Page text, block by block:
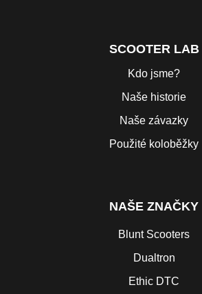
SCOOTER LAB
Kdo jsme?
Naše historie
Naše závazky
Použité koloběžky
NAŠE ZNAČKY
Blunt Scooters
Dualtron
Ethic DTC